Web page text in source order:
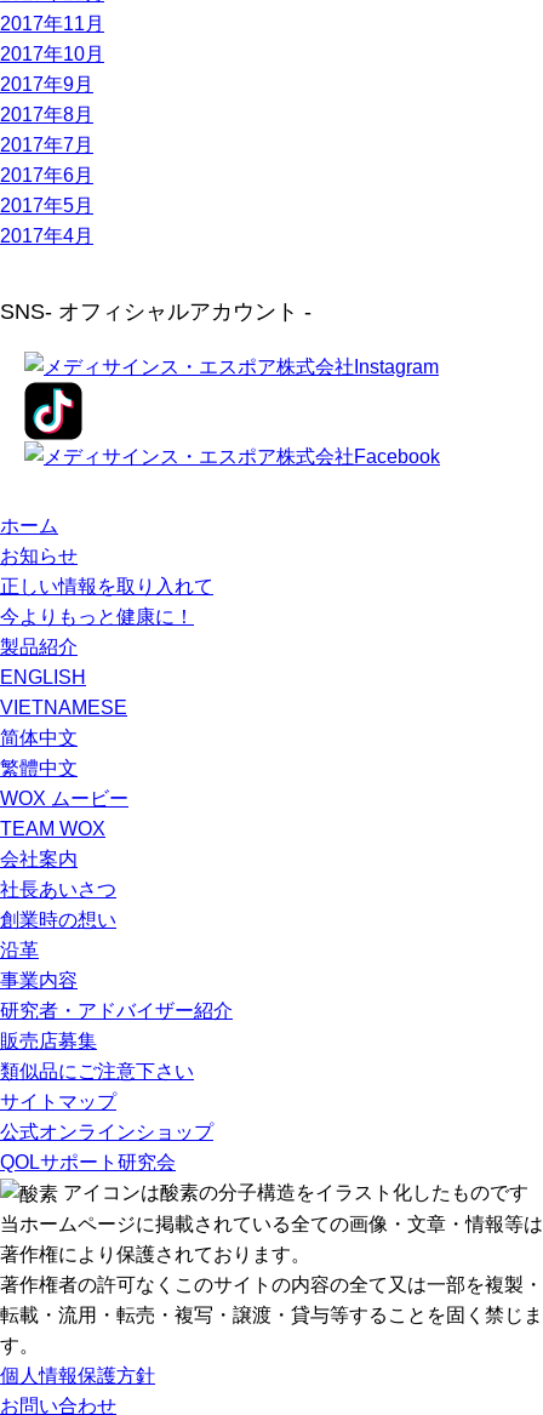
2017年11月
2017年10月
2017年9月
2017年8月
2017年7月
2017年6月
2017年5月
2017年4月
SNS- オフィシャルアカウント -
ホーム
お知らせ
正しい情報を取り入れて
今よりもっと健康に！
製品紹介
ENGLISH
VIETNAMESE
简体中文
繁體中文
WOX ムービー
TEAM WOX
会社案内
社長あいさつ
創業時の想い
沿革
事業内容
研究者・アドバイザー紹介
販売店募集
類似品にご注意下さい
サイトマップ
公式オンラインショップ
QOLサポート研究会
アイコンは酸素の分子構造をイラスト化したものです
当ホームページに掲載されている全ての画像・文章・情報等は
著作権により保護されております。
著作権者の許可なくこのサイトの内容の全て又は一部を複製・
転載・流用・転売・複写・譲渡・貸与等することを固く禁じま
す。
個人情報保護方針
お問い合わせ